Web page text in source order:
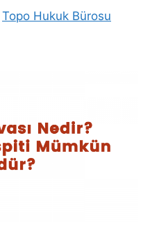
Topo Hukuk Bürosu